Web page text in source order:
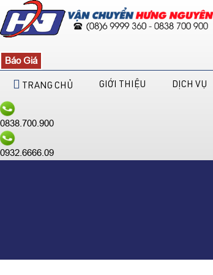
Báo Giá
TRANG CHỦ GIỚI THIỆU DỊCH VỤ
0838.700.900
0932.6666.09